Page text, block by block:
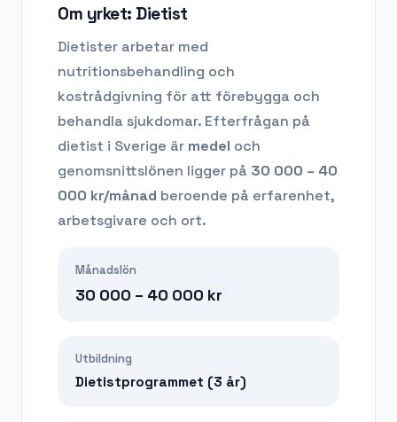
Om yrket: Dietist
Dietister arbetar med
nutritionsbehandling och
kostrådgivning för att förebygga och
behandla sjukdomar. Efterfrågan på
dietist i Sverige är medel och
genomsnittslönen ligger på 30 000 – 40
000 kr/månad beroende på erfarenhet,
arbetsgivare och ort.
Månadslön
30 000 – 40 000 kr
Utbildning
Dietistprogrammet (3 år)